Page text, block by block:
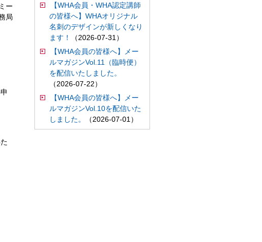
ー
局
【WHA会員・WHA認定講師
の皆様へ】WHAオリジナル
名刺のデザインが新しくなり
ます！
（2026-07-31）
【WHA会員の皆様へ】メー
ルマガジンVol.11（臨時便）
を配信いたしました。
（2026-07-22）
【WHA会員の皆様へ】メー
ルマガジンVol.10を配信いた
しました。
（2026-07-01）